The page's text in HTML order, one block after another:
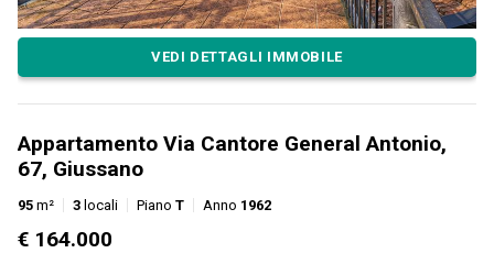
VEDI DETTAGLI IMMOBILE
Appartamento Via Cantore General Antonio,
67, Giussano
95 m² 3 locali Piano T Anno 1962
€ 164.000